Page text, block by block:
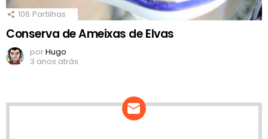
106 Partilhas
Conserva de Ameixas de Elvas
porHugo
3 anos atrás